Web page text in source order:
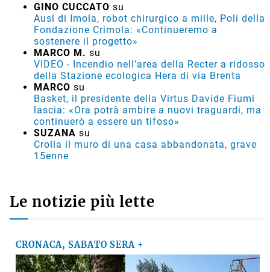
GINO CUCCATO su
Ausl di Imola, robot chirurgico a mille, Poli della
Fondazione Crimola: «Continueremo a
sostenere il progetto»
MARCO M. su
VIDEO - Incendio nell'area della Recter a ridosso
della Stazione ecologica Hera di via Brenta
MARCO su
Basket, il presidente della Virtus Davide Fiumi
lascia: «Ora potrà ambire a nuovi traguardi, ma
continuerò a essere un tifoso»
SUZANA su
Crolla il muro di una casa abbandonata, grave
15enne
Le notizie più lette
CRONACA, SABATO SERA +